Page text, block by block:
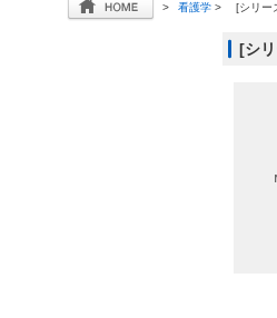
> 看護学 > [シリー
[シ